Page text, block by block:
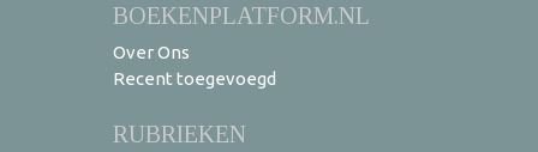
BOEKENPLATFORM.NL
Over Ons
Recent toegevoegd
RUBRIEKEN